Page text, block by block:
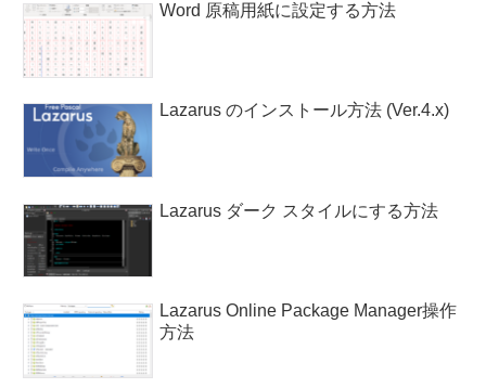
Word 原稿用紙に設定する方法
Lazarus のインストール方法 (Ver.4.x)
Lazarus ダーク スタイルにする方法
Lazarus Online Package Manager操作
方法